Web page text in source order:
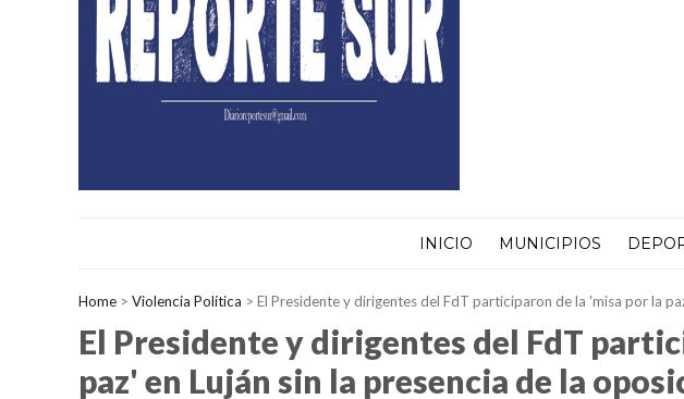
INICIO MUNICIPIOS
Home > Violencia Política > El Presidente y dirigentes del FdT participaron de la 'misa por la
El Presidente y dirigentes del FdT
paz' en Luján sin la presencia de la